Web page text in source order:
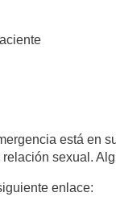
está en
sexual.
enlace: